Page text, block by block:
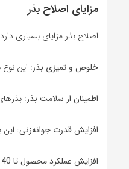
مزایای اصلاح بذر
اصلاح بذر مزایای بسیاری
خلوص و تمیزی بذر: این
اطمینان از سلامت بذر:
افزایش قدرت جوانه‌زنی: این
افزایش عملکرد محصول تا 40 درصد